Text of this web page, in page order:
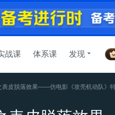
战课 体系课 发现
表皮脱落效果——仿电影《攻壳机动队》